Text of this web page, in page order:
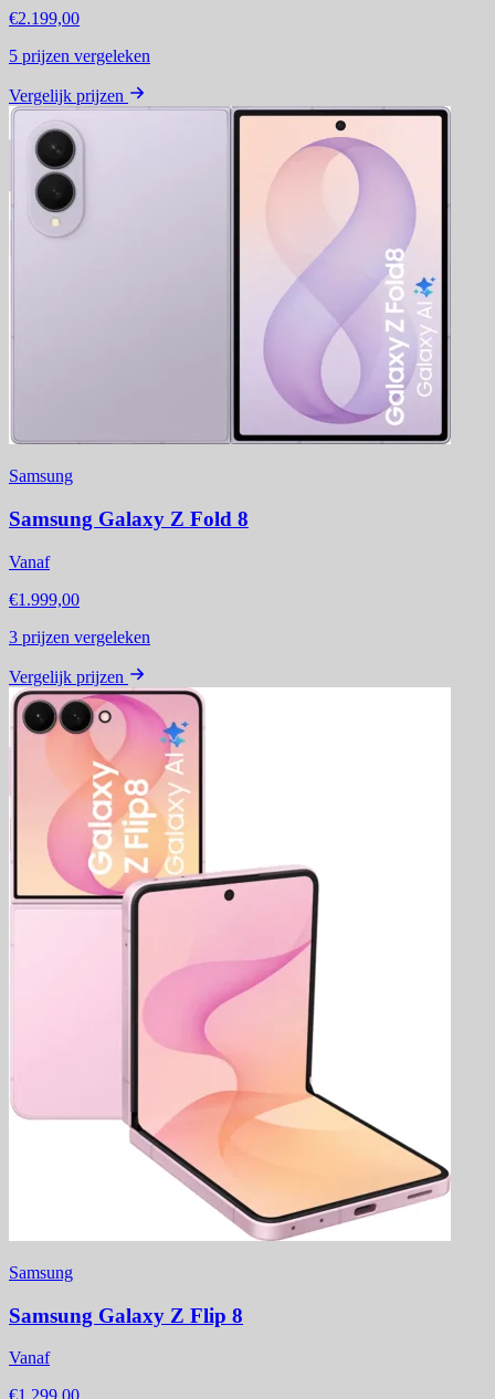
€2.199,00
5 prijzen vergeleken
Vergelijk prijzen
Samsung
Samsung Galaxy Z Fold 8
Vanaf
€1.999,00
3 prijzen vergeleken
Vergelijk prijzen
Samsung
Samsung Galaxy Z Flip 8
Vanaf